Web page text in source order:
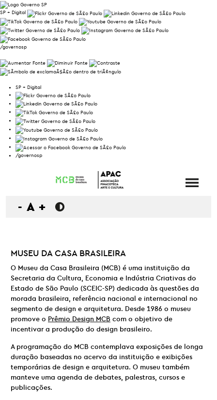
SP + Digital
/governosp
SP + Digital
/governosp
- A +
MUSEU DA CASA BRASILEIRA
O Museu da Casa Brasileira (MCB) é uma instituição da
Secretaria da Cultura, Economia e Indústria Criativas do
Estado de São Paulo (SCEIC-SP) dedicada às questões da
morada brasileira, referência nacional e internacional no
segmento de design e arquitetura. Desde 1986 o museu
promove o Prêmio Design MCB com o objetivo de
incentivar a produção do design brasileiro.
A programação do MCB contemplava exposições de longa
duração baseadas no acervo da instituição e exibições
temporárias de design e arquitetura. O museu também
manteve uma agenda de debates, palestras, cursos e
publicações.